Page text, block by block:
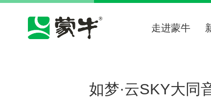
走进蒙牛
如梦·云SKY大同